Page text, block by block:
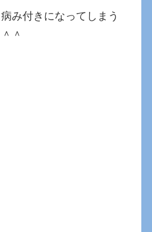
み付きになってしまう
＾